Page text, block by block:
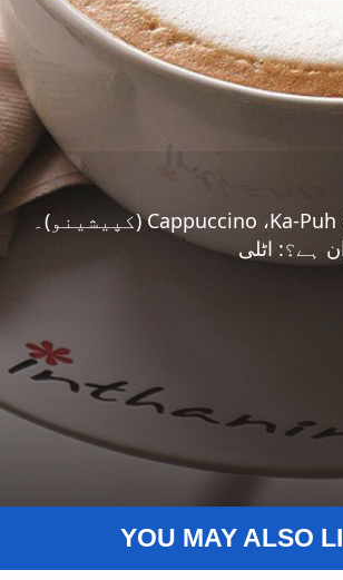
Cappuccino ،Ka-Puh Chee-Noh-Luh (کپیشینو)۔
ہے؟: اٹلی
YOU MAY ALSO